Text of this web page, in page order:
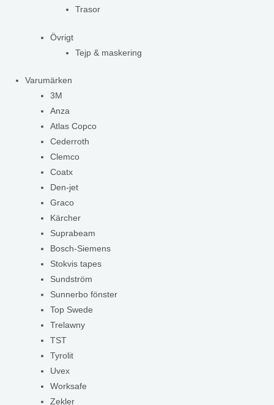
Trasor
Övrigt
Tejp & maskering
Varumärken
3M
Anza
Atlas Copco
Cederroth
Clemco
Coatx
Den-jet
Graco
Kärcher
Suprabeam
Bosch-Siemens
Stokvis tapes
Sundström
Sunnerbo fönster
Top Swede
Trelawny
TST
Tyrolit
Uvex
Worksafe
Zekler